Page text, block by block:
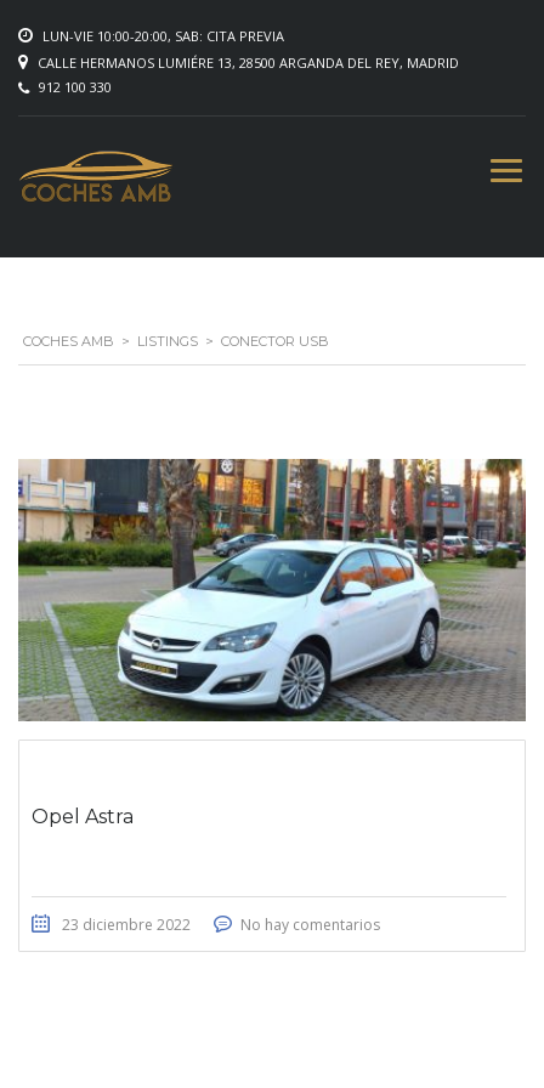
LUN-VIE 10:00-20:00, SAB: CITA PREVIA
CALLE HERMANOS LUMIÉRE 13, 28500 ARGANDA DEL REY, MADRID
912 100 330
COCHES AMB > LISTINGS > CONECTOR USB
Opel Astra
23 diciembre 2022 No hay comentarios